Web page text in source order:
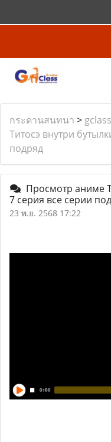
กระดานสนทนา >
Титосэ внутри
подряд
Просмотр аниме
7 серия все серии
23 พ.ย. 2568 17:22